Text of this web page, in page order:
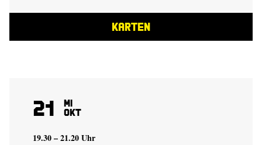
KARTEN
21 Mi
Okt
19.30 – 21.20 Uhr